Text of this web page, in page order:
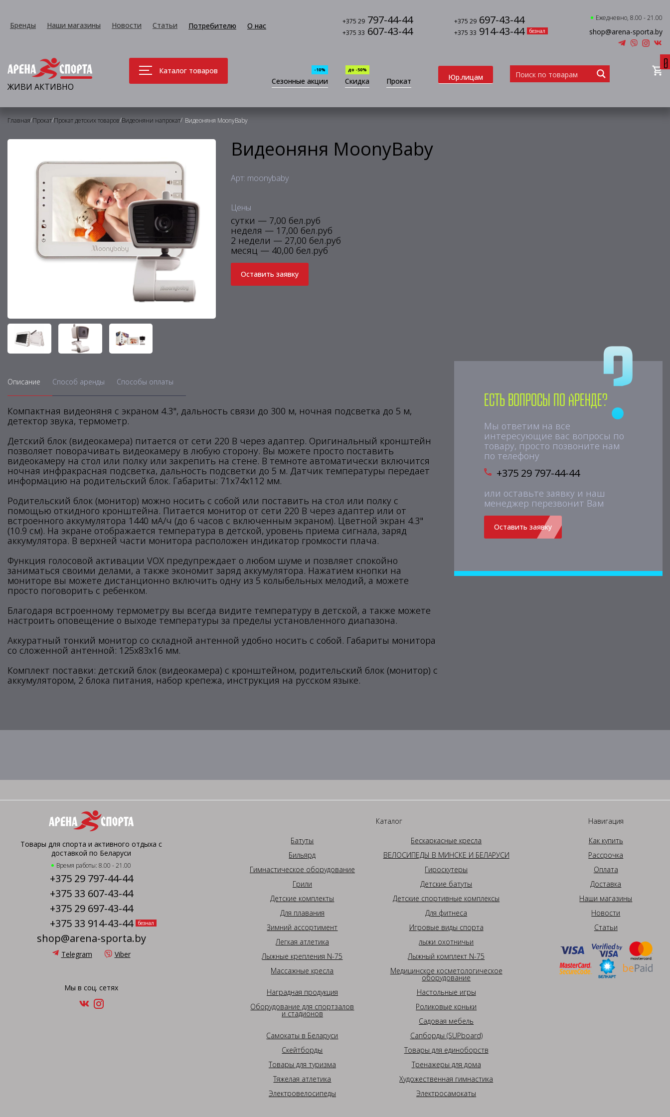
Бренды Наши магазины Новости Статьи Потребителю О нас +375 29 797-44-44 +375 29 697-43-44
+375 33 607-43-44 +375 33 914-43-44 безнал
Ежедневно, 8.00 - 21.00
shop@arena-sporta.by
ЖИВИ АКТИВНО
Каталог товаров
Сезонные акции
-10%
Скидка
до -50%
Прокат Юр.лицам
0
Главная/Прокат/Прокат детских товаров/Видеоняни напрокат/ Видеоняня MoonyBaby
Видеоняня MoonyBaby
Арт: moonybaby
Цены
сутки — 7,00 бел.руб
неделя — 17,00 бел.руб
2 недели — 27,00 бел.руб
месяц — 40,00 бел.руб
Оставить заявку
Описание Способ аренды Способы оплаты
Компактная видеоняня с экраном 4.3", дальность связи до 300 м, ночная подсветка до 5 м,
детектор звука, термометр.
Детский блок (видеокамера) питается от сети 220 В через адаптер. Оригинальный кронштейн
позволяет поворачивать видеокамеру в любую сторону. Вы можете просто поставить
видеокамеру на стол или полку или закрепить на стене. В темноте автоматически включится
ночная инфракрасная подсветка, дальность подсветки до 5 м. Датчик температуры передает
информацию на родительский блок. Габариты: 71х74х112 мм.
Родительский блок (монитор) можно носить с собой или поставить на стол или полку с
помощью откидного кронштейна. Питается монитор от сети 220 В через адаптер или от
встроенного аккумулятора 1440 мА/ч (до 6 часов с включенным экраном). Цветной экран 4.3"
(10.9 см). На экране отображается температура в детской, уровень приема сигнала, заряд
аккумулятора. В верхней части монитора расположен индикатор громкости плача.
Функция голосовой активации VOX предупреждает о любом шуме и позвляет спокойно
заниматься своими делами, а также экономит заряд аккумулятора. Нажатием кнопки на
мониторе вы можете дистанционно включить одну из 5 колыбельных мелодий, а можете
просто поговорить с ребенком.
Благодаря встроенному термометру вы всегда видите температуру в детской, а также можете
настроить оповещение о выходе температуры за пределы установленного диапазона.
Аккуратный тонкий монитор со складной антенной удобно носить с собой. Габариты монитора
со сложенной антенной: 125х83х16 мм.
Комплект поставки: детский блок (видеокамера) с кронштейном, родительский блок (монитор) с
аккумулятором, 2 блока питания, набор крепежа, инструкция на русском языке.
Есть вопросы по аренде?
Мы ответим на все
интересующие вас вопросы по
товару, просто позвоните нам
по телефону
+375 29 797-44-44
или оставьте заявку и наш
менеджер перезвонит Вам
Оставить заявку
Товары для спорта и активного отдыха с
доставкой по Беларуси
Время работы: 8.00 - 21.00
+375 29 797-44-44
+375 33 607-43-44
+375 29 697-43-44
+375 33 914-43-44
безнал
shop@arena-sporta.by
Telegram Viber
Мы в соц. сетях
Каталог
Батуты
Бескаркасные кресла
Бильярд
ВЕЛОСИПЕДЫ В МИНСКЕ И БЕЛАРУСИ
Гимнастическое оборудование
Гироскутеры
Грили
Детские батуты
Детские комплекты
Детские спортивные комплексы
Для плавания
Для фитнеса
Зимний ассортимент
Игровые виды спорта
Легкая атлетика
лыжи охотничьи
Лыжные крепления N-75
Лыжный комплект N-75
Массажные кресла
Медицинское косметологическое
оборудование
Наградная продукция
Настольные игры
Оборудование для спортзалов
и стадионов
Роликовые коньки
Садовая мебель
Самокаты в Беларуси
Сапборды (SUPboard)
Скейтборды
Товары для единоборств
Товары для туризма
Тренажеры для дома
Тяжелая атлетика
Художественная гимнастика
Электровелосипеды
Электросамокаты
Навигация
Как купить
Рассрочка
Оплата
Доставка
Наши магазины
Новости
Статьи